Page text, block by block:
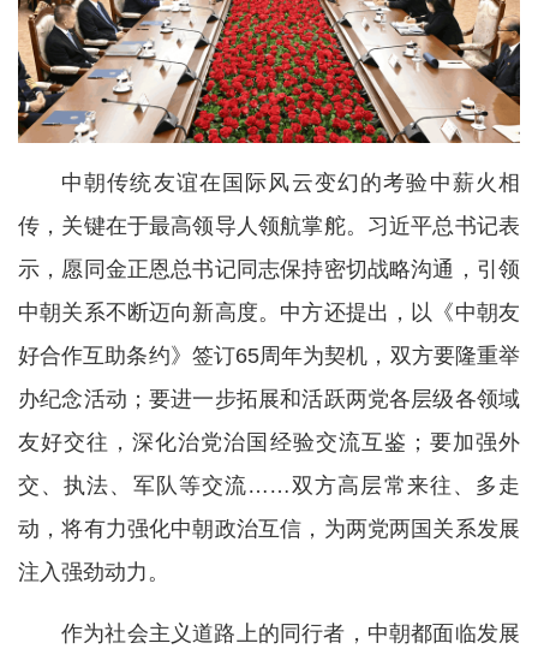
中朝传统友谊在国际风云变幻的考验中薪火相
传，关键在于最高领导人领航掌舵。习近平总书记表
示，愿同金正恩总书记同志保持密切战略沟通，引领
中朝关系不断迈向新高度。中方还提出，以《中朝友
好合作互助条约》签订65周年为契机，双方要隆重举
办纪念活动；要进一步拓展和活跃两党各层级各领域
友好交往，深化治党治国经验交流互鉴；要加强外
交、执法、军队等交流……双方高层常来往、多走
动，将有力强化中朝政治互信，为两党两国关系发展
注入强劲动力。
作为社会主义道路上的同行者，中朝都面临发展